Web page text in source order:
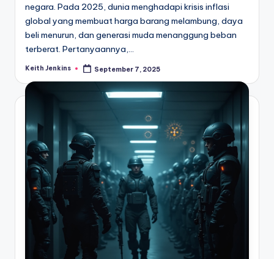
negara. Pada 2025, dunia menghadapi krisis inflasi
global yang membuat harga barang melambung, daya
beli menurun, dan generasi muda menanggung beban
terberat. Pertanyaannya,…
Posted
Keith Jenkins September 7, 2025